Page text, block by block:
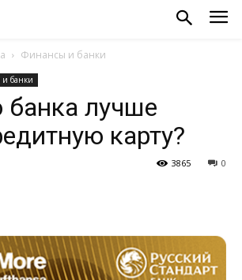
Финансы и банки
банки
банка лучше
карту?
0
3865